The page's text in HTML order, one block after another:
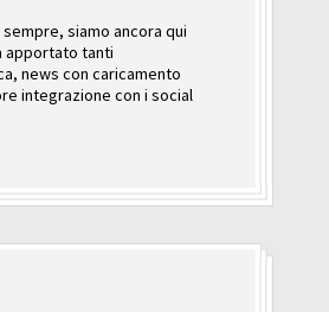
siamo ancora qui
apportato tanti
news con caricamento
integrazione con i social